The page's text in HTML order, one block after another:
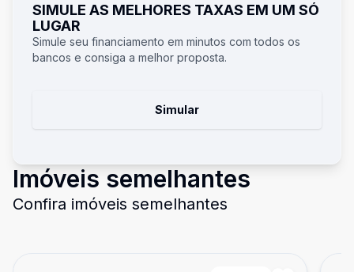
SIMULE AS MELHORES TAXAS EM UM SÓ
LUGAR
Simule seu financiamento em minutos com todos os
bancos e consiga a melhor proposta.
Simular
Imóveis semelhantes
Confira imóveis semelhantes